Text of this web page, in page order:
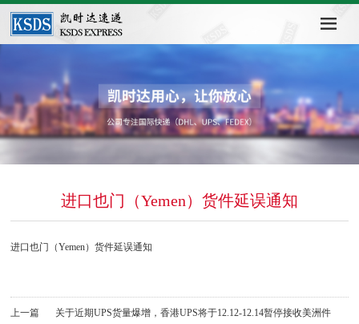
进口也门（Yemen）货件延误通知
进口也门（Yemen）货件延误通知
上一篇
关于近期UPS货量爆增，香港UPS将于12.12-12.14暂停接收美洲件